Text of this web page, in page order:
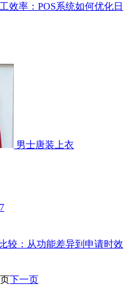
效率：POS系统如何优化日
男士唐装上衣
较：从功能差异到申请时效
下一页